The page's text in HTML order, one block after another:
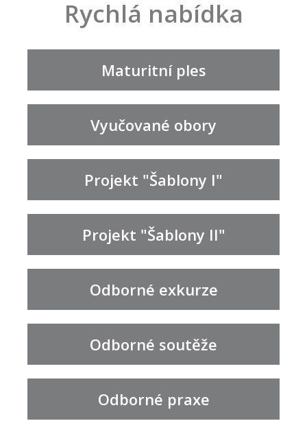
Rychlá nabídka
Maturitní ples
Vyučované obory
Projekt "Šablony I"
Projekt "Šablony II"
Odborné exkurze
Odborné soutěže
Odborné praxe